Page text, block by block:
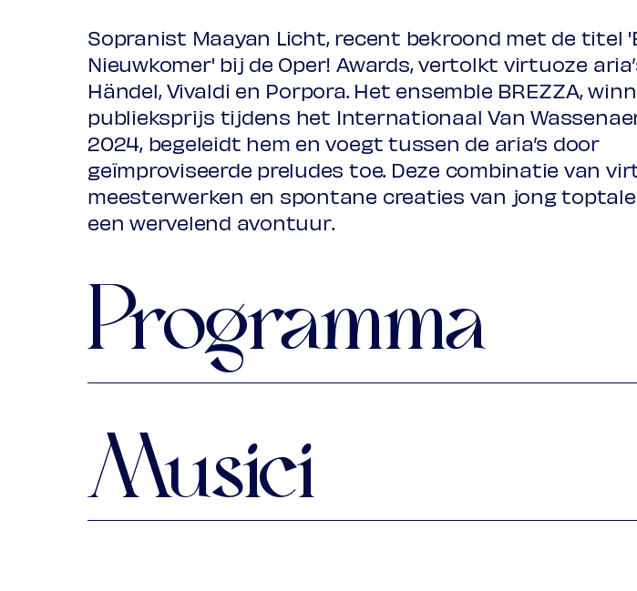
Sopranist Maayan Licht, recent bekroond met de titel
Nieuwkomer' bij de Oper! Awards, vertolkt virtuoze
Händel, Vivaldi en Porpora. Het ensemble BREZZA,
publieksprijs tijdens het Internationaal Van
2024, begeleidt hem en voegt tussen de aria’s door
geïmproviseerde preludes toe. Deze combinatie van
meesterwerken en spontane creaties van jong
een wervelend avontuur.
Programma
Improvisatie
Prelude
Musici